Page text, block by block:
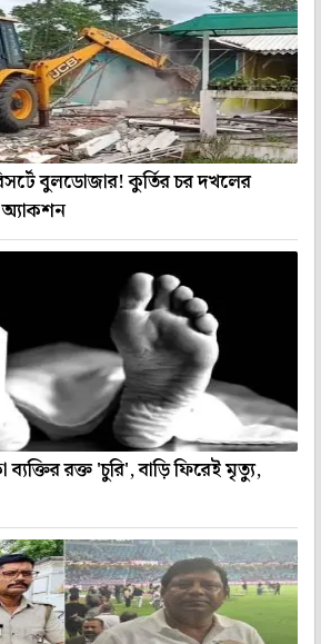
বুলডোজার! কুর্তির চর দখলের
ব্যক্তির রক্ত 'চুরি', বাড়ি ফিরেই মৃত্যু,